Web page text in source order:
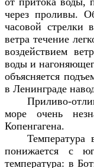
через проливы.
часовой стрелки
ветра течение
воздействием
воды и
объясняется
в Ленинграде
Приливо-
море очень
Копенгагена.
Температура
понижается с
температура: в